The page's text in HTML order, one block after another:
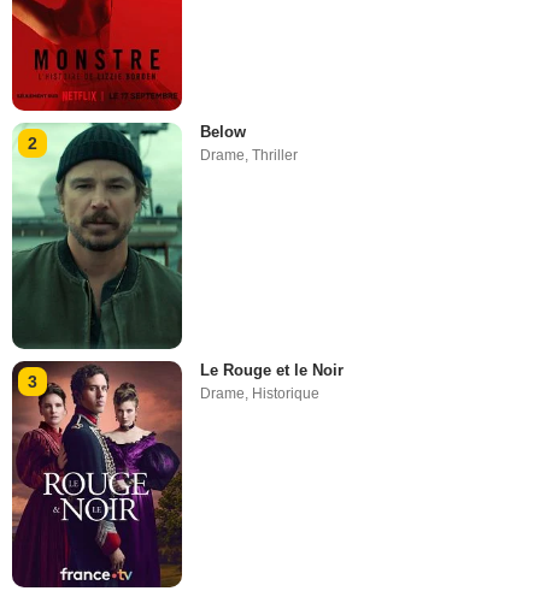
2
Below
Drame,Thriller
3
Le Rouge et le Noir
Drame, Historique